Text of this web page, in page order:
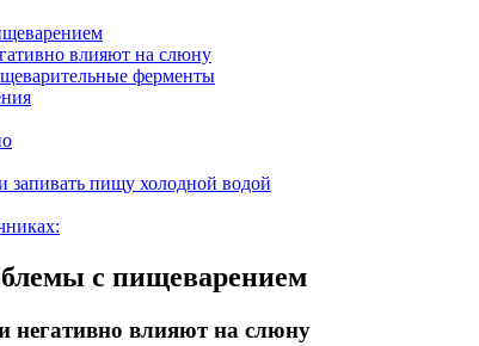
влияют на слюну
ферменты
запивать пищу холодной водой
с пищеварением
влияют на слюну